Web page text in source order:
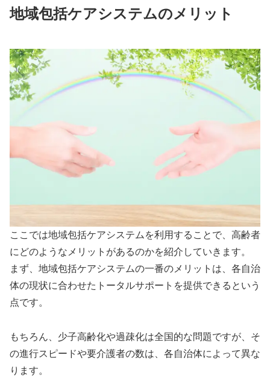
地域包括ケアシステムのメリット
ここでは地域包括ケアシステムを利用することで、高齢者
にどのようなメリットがあるのかを紹介していきます。
まず、地域包括ケアシステムの一番のメリットは、各自治
体の現状に合わせたトータルサポートを提供できるという
点です。
もちろん、少子高齢化や過疎化は全国的な問題ですが、そ
の進行スピードや要介護者の数は、各自治体によって異な
ります。